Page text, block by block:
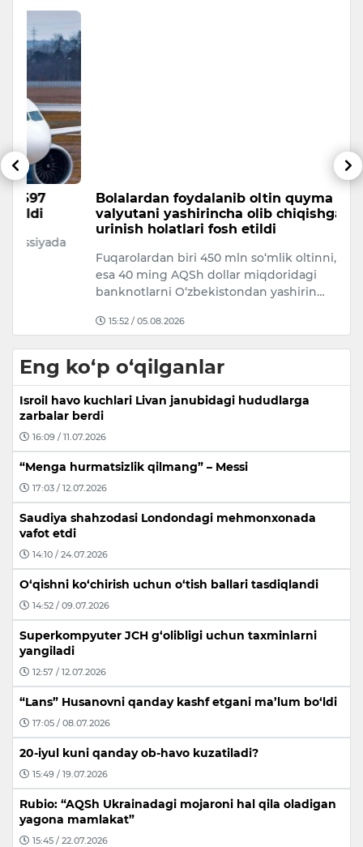
Bolalardan foydalanib oltin quyma va
valyutani yashirincha olib chiqishga
urinish holatlari fosh etildi
Fuqarolardan biri 450 mln so‘mlik oltinni, boshqasi
esa 40 ming AQSh dollar miqdoridagi
banknotlarni O‘zbekistondan yashirin…
15:52 / 05.08.2026
Eng ko‘p o‘qilganlar
Isroil havo kuchlari Livan janubidagi hududlarga
zarbalar berdi
16:09 / 11.07.2026
“Menga hurmatsizlik qilmang” – Messi
17:03 / 12.07.2026
Saudiya shahzodasi Londondagi mehmonxonada
vafot etdi
14:10 / 24.07.2026
O‘qishni ko‘chirish uchun o‘tish ballari tasdiqlandi
14:52 / 09.07.2026
Superkompyuter JCH g‘olibligi uchun taxminlarni
yangiladi
12:57 / 12.07.2026
“Lans” Husanovni qanday kashf etgani ma’lum bo‘ldi
17:05 / 08.07.2026
20-iyul kuni qanday ob-havo kuzatiladi?
15:49 / 19.07.2026
Rubio: “AQSh Ukrainadagi mojaroni hal qila oladigan
yagona mamlakat”
15:45 / 22.07.2026